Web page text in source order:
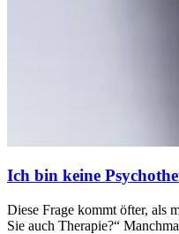
Ich bin keine
Diese Frage kommt öfter, als
Sie auch Therapie?“